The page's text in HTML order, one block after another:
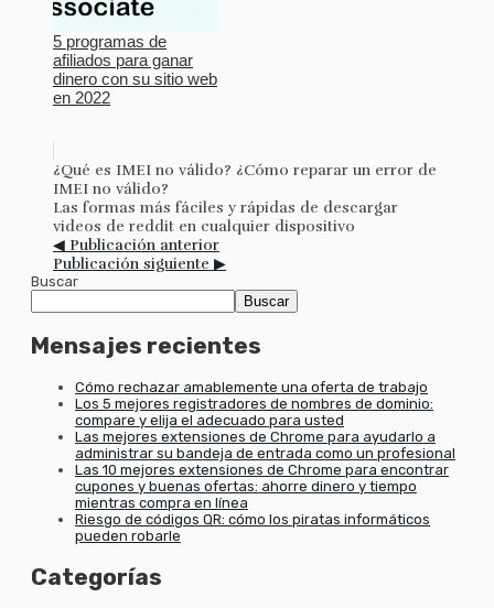
5 programas de
afiliados para ganar
dinero con su sitio web
en 2022
¿Qué es IMEI no válido? ¿Cómo reparar un error de
IMEI no válido?
Las formas más fáciles y rápidas de descargar
videos de reddit en cualquier dispositivo
◀ Publicación anterior
Publicación siguiente ▶
Buscar
Buscar
Mensajes recientes
Cómo rechazar amablemente una oferta de trabajo
Los 5 mejores registradores de nombres de dominio:
compare y elija el adecuado para usted
Las mejores extensiones de Chrome para ayudarlo a
administrar su bandeja de entrada como un profesional
Las 10 mejores extensiones de Chrome para encontrar
cupones y buenas ofertas: ahorre dinero y tiempo
mientras compra en línea
Riesgo de códigos QR: cómo los piratas informáticos
pueden robarle
Categorías